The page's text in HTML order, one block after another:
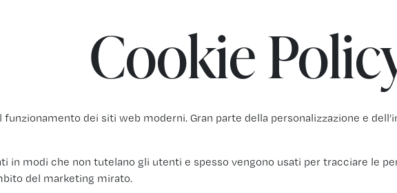
Cookie
dei siti web moderni. Gran parte della personalizzazione e
in modi che non tutelano gli utenti e spesso vengono usati per tracciare le
del marketing mirato.